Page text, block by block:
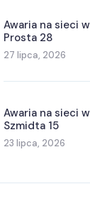
Awaria na sieci
Prosta 28
27 lipca, 2026
Awaria na sieci
Szmidta 15
23 lipca, 2026